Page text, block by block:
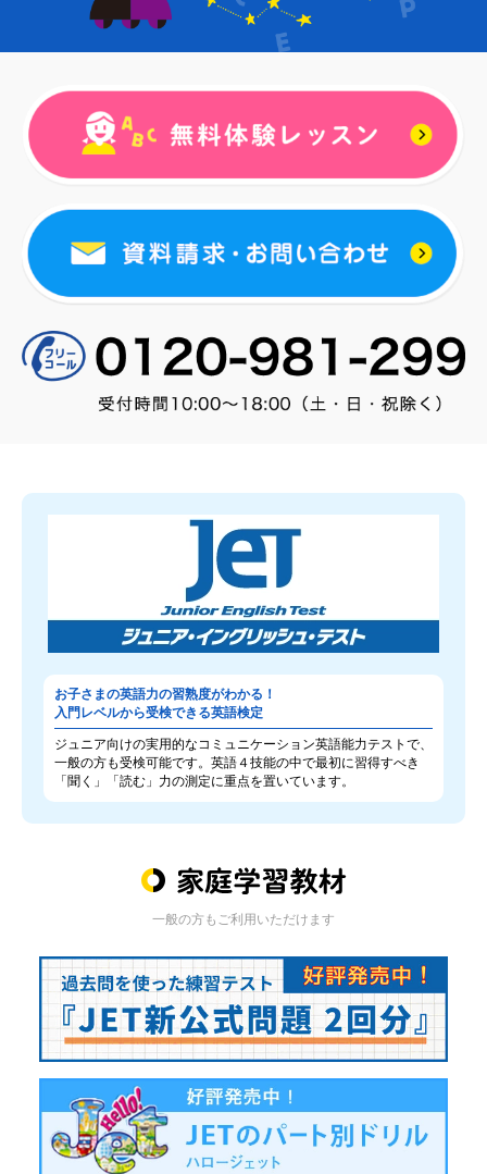
お子さまの英語力の習熟度がわかる！
入門レベルから受検できる英語検定
ジュニア向けの実用的なコミュニケーション英語能力テストで、
一般の方も受検可能です。英語４技能の中で最初に習得すべき
「聞く」「読む」力の測定に重点を置いています。
一般の方もご利用いただけます